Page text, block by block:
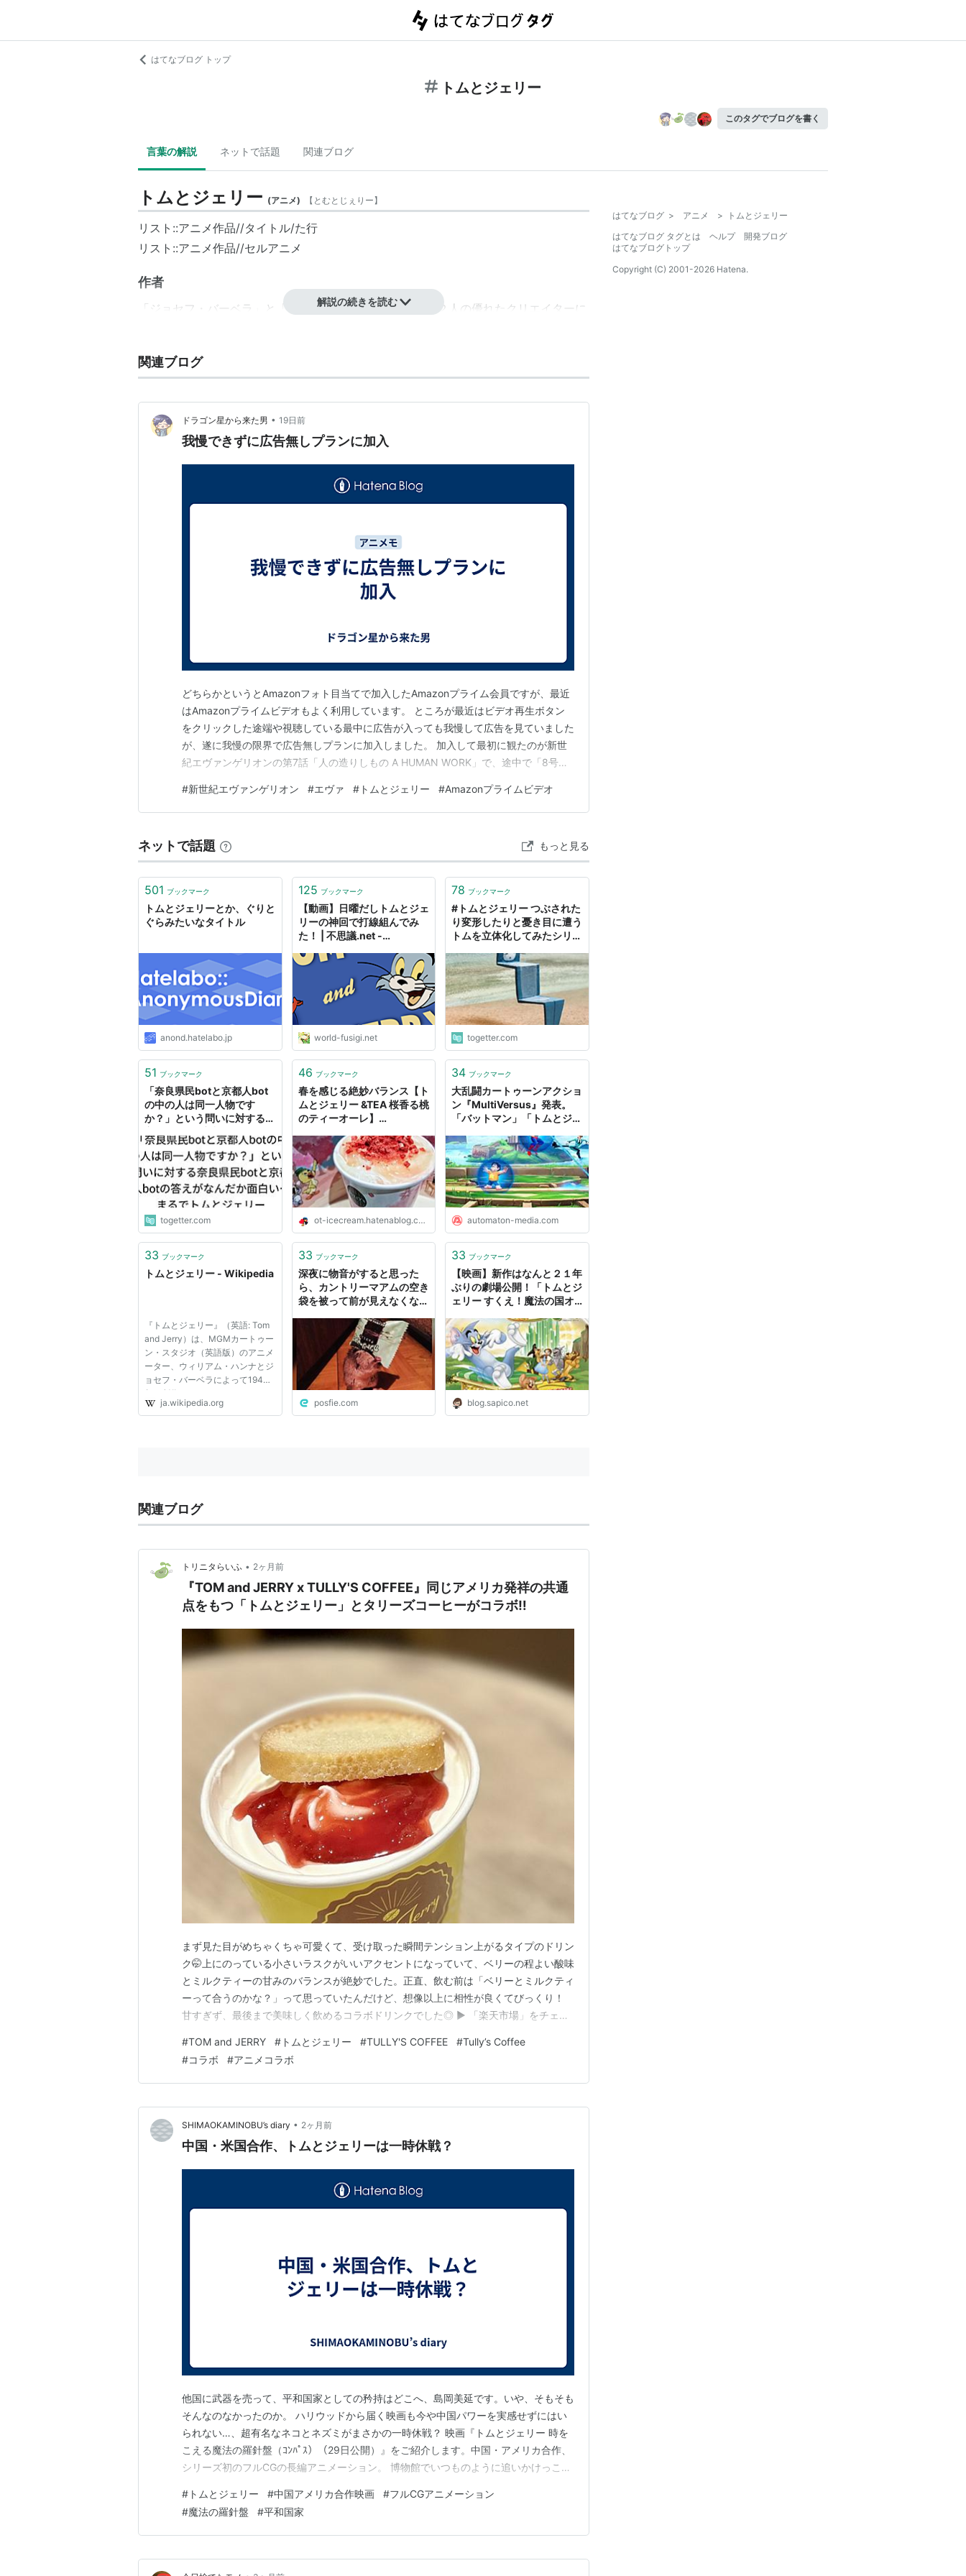
はてなブログ トップ
トムとジェリー
このタグでブログを書く
言葉の解説 ネットで話題 関連ブログ
トムとジェリー (アニメ) 【 とむとじぇりー】
リスト::アニメ作品//タイトル/た行
リスト::アニメ作品//セルアニメ
作者
「ジョセフ・バーベラ」と「ウィリアム・ハンナ」という２人の優れたクリエイターに
ストーリーとか
り、バトルを繰り返す。
現在も放送中のアメリカのブラックなホーム・コメディ・アニメ「シンプソンズ」に
は、作品内アニメとして「トムとジェリー」のパロディ「イッチー＆スクラッチー」が
解説の続きを読む
関連ブログ
ドラゴン星から来た男 • 19日前
我慢できずに広告無しプランに加入
どちらかというとAmazonフォト目当てで加入したAmazonプライム会員ですが、最近
はAmazonプライムビデオもよく利用しています。 ところが最近はビデオ再生ボタン
をクリックした途端や視聴している最中に広告が入っても我慢して広告を見ていました
が、遂に我慢の限界で広告無しプランに加入しました。 加入して最初に観たのが新世
紀エヴァンゲリオンの第7話「人の造りしもの A HUMAN WORK」で、途中で「8号機
広告無しのストレスフリーで楽しみました。 それからミサトさんの部屋のペンギンは
どう見てもイワトビペンギンの仲…
#新世紀エヴァンゲリオン #エヴァ # トムとジェリー #Amazonプライムビデオ
ネットで話題 もっと見る
501 ブックマーク
トムとジェリーとか、ぐりと
ぐらみたいなタイトル
anond.hatelabo.jp
125 ブックマーク
【動画】日曜だしトムとジェ
リーの神回で打線組んでみ
た！ | 不思議.net -
world-fusigi.net
78 ブックマーク
#トムとジェリー つぶされた
り変形したりと憂き目に遭う
トムを立体化してみたシリー
と皆さんの心を掴む -
Togetter
togetter.com
51 ブックマーク
「奈良県民botと京都人bot
の中の人は同一人物です
か？」という問いに対する奈
えがなんだか面白い…まるで
トムとジェリー
togetter.com
46 ブックマーク
春を感じる絶妙バランス【ト
ムとジェリー &TEA 桜香る桃
のティーオーレ】
ヅレ食ナルモノ
ot-icecream.hatenablog.com
34 ブックマーク
大乱闘カートゥーンアクショ
ン『MultiVersus』発表。
「バットマン」「トムとジェ
の共演 - AUTOMATON
automaton-media.com
33 ブックマーク
トムとジェリー - Wikipedia
『トムとジェリー』（英語: Tom
and Jerry）は、MGMカートゥー
ン・スタジオ（英語版）のアニメ
ーター、ウィリアム・ハンナとジ
ョセフ・バーベラによって1940
年に創作された、アメリカのアニ
メーションシリーズである。 ネ
ja.wikipedia.org
33 ブックマーク
深夜に物音がすると思った
ら、カントリーマアムの空き
袋を被って前が見えなくなっ
→「トムとジェリーか？」
posfie.com
33 ブックマーク
【映画】新作はなんと２１年
ぶりの劇場公開！「トムとジ
ェリー すくえ！魔法の国オ
なたのしくすごせたら
blog.sapico.net
関連ブログ
トリニタらいふ • 2ヶ月前
『TOM and JERRY x TULLY'S COFFEE』同じアメリカ発祥の共通
点をもつ「トムとジェリー」とタリーズコーヒーがコラボ‼︎
まず見た目がめちゃくちゃ可愛くて、受け取った瞬間テンション上がるタイプのドリン
ク🤭上にのっている小さいラスクがいいアクセントになっていて、ベリーの程よい酸味
とミルクティーの甘みのバランスが絶妙でした。正直、飲む前は「ベリーとミルクティ
ーって合うのかな？」って思っていたんだけど、想像以上に相性が良くてびっくり！
甘すぎず、最後まで美味しく飲めるコラボドリンクでした◎ ▶ 「楽天市場」をチェッ
Entertainment Co. (s26)Copyright © Tull…
#TOM and JERRY # トムとジェリー #TULLY'S COFFEE #Tully’s Coffee
#コラボ #アニメコラボ
SHIMAOKAMINOBU’s diary • 2ヶ月前
中国・米国合作、トムとジェリーは一時休戦？
他国に武器を売って、平和国家としての矜持はどこへ、島岡美延です。いや、そもそも
そんなのなかったのか。 ハリウッドから届く映画も今や中国パワーを実感せずにはい
られない…、超有名なネコとネズミがまさかの一時休戦？ 映画『トムとジェリー 時を
こえる魔法の羅針盤（ｺﾝﾊﾟｽ）（29日公開）』をご紹介します。中国・アメリカ合作、
シリーズ初のフルCGの長編アニメーション。 博物館でいつものように追いかけっこを
動させ、二人は数千年前の異世界へタイムスリップ。たどり着いたのは、不死鳥仙人と
ユニークな守護獣たちが暮らす黄金の都。しかし…
# トムとジェリー #中国アメリカ合作映画 #フルCGアニメーション
#魔法の羅針盤 #平和国家
はてなブログ > アニメ >
トムとジェリー
はてなブログ タグとは
ヘルプ
開発ブログ
はてなブログトップ
Copyright (C) 2001-2026 Hatena.